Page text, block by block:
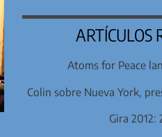
ARTÍCULOS
Atoms for Peace
Colin sobre Nueva York,
Gira 2012: